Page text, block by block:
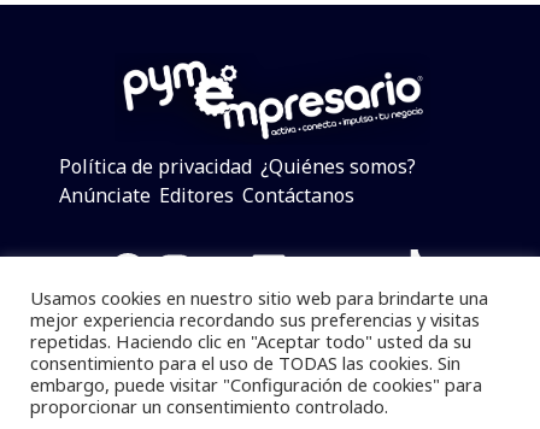
Política de privacidad ¿Quiénes somos?
Anúnciate Editores Contáctanos
Facebook
Instagram
Twitter
LinkedIn
Telegram
YouTube
TikTok
Pymempresario © 2025 Todos los derechos reservados.
Se prohibe el uso de la información total o parcial sin
Usamos cookies en nuestro sitio web para brindarte una
mejor experiencia recordando sus preferencias y visitas
repetidas. Haciendo clic en "Aceptar todo" usted da su
consentimiento para el uso de TODAS las cookies. Sin
embargo, puede visitar "Configuración de cookies" para
proporcionar un consentimiento controlado.